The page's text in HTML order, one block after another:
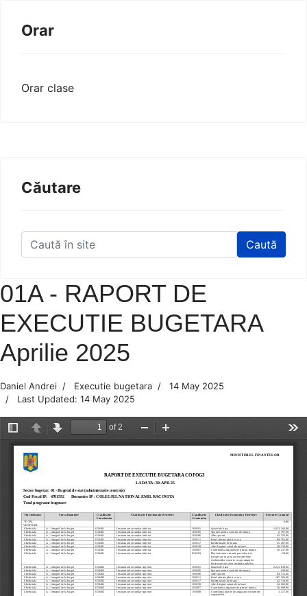
Orar
Orar clase
Căutare
Caută
01A - RAPORT DE
EXECUTIE BUGETARA
Aprilie 2025
Daniel Andrei Executie bugetara
14 May 2025
Last Updated: 14 May 2025